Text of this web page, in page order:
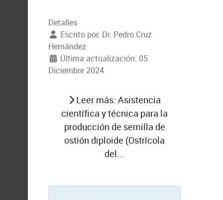
Detalles
Escrito por: Dr. Pedro Cruz
Hernández
Última actualización: 05
Diciembre 2024
Leer más: Asistencia
científica y técnica para la
producción de semilla de
ostión diploide (Ostrícola
del...